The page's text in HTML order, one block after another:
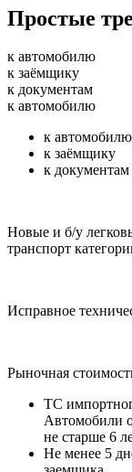
Простые
к автомобилю
к заёмщику
к документам
к автомобилю
к автомобилю
к заёмщику
к документам
Новые и б/у
транспорт
Исправное
Рыночная
ТС
Автомобили
не старше 6
Не менее 5